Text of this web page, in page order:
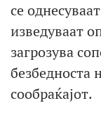
се
изведуваат
загрозува
безбедноста
сообраќајот.